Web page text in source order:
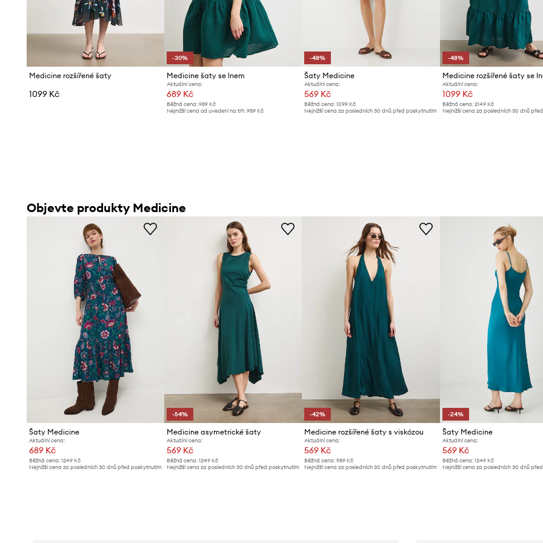
Medicine rozšířené šaty
1099 Kč
-30%
Medicine šaty se lnem
Aktuální cena:
689 Kč
Běžná cena:989 Kč
Nejnižší cena od uvedení na trh:989 Kč
-48%
Šaty Medicine
Aktuální cena:
569 Kč
Běžná cena: 1099 Kč
Nejnižší cena za posledních 30 dnů před poskytnutím
-48%
Medicine rozšířené šaty se
Aktuální cena:
1099 Kč
Běžná cena: 2149 Kč
Nejnižší cena za posledních 30 dnů
Objevte produkty Medicine
Šaty Medicine
Aktuální cena:
689 Kč
Běžná cena: 1249 Kč
Nejnižší cena za posledních 30 dnů před poskytnutím
-54%
Medicine asymetrické šaty
Aktuální cena:
569 Kč
Běžná cena:1249 Kč
Nejnižší cena za posledních 30 dnů před poskytnutím
-42%
Medicine rozšířené šaty s viskózou
Aktuální cena:
569 Kč
Běžná cena: 989 Kč
Nejnižší cena za posledních 30 dnů před poskytnutím
-24%
Šaty Medicine
Aktuální cena:
569 Kč
Běžná cena: 1249 Kč
Nejnižší cena za posledních 30 dnů